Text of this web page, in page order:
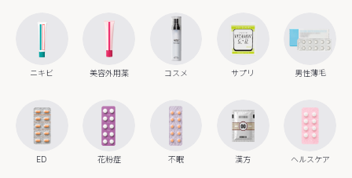
ニキビ 美容外用薬 コスメ サプリ 男性薄毛
ED 花粉症 不眠 漢方 ヘルスケア